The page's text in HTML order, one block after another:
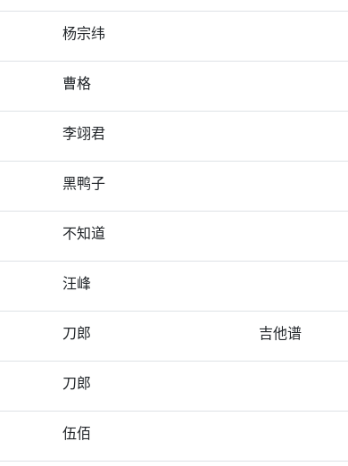
杨宗纬
曹格
李翊君
黑鸭子
不知道
汪峰
刀郎 吉他谱
刀郎
伍佰